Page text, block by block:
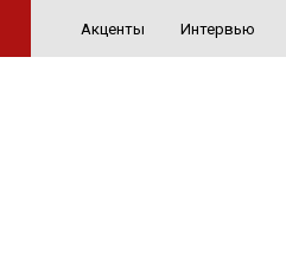
Акценты Интервью